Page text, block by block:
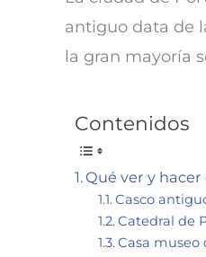
antiguo data de
la gran mayoría
Contenidos
Qué ver y hacer
Casco
Catedral de
Casa museo